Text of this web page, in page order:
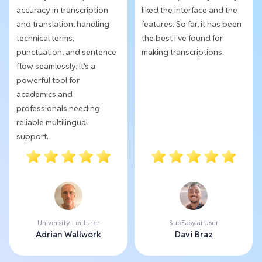
accuracy in transcription
and translation, handling
technical terms,
punctuation, and sentence
flow seamlessly. It's a
powerful tool for
academics and
professionals needing
reliable multilingual
support.
University Lecturer
Adrian Wallwork
liked the interface and the
features. So far, it has been
the best I've found for
making transcriptions.
SubEasy.ai User
Davi Braz